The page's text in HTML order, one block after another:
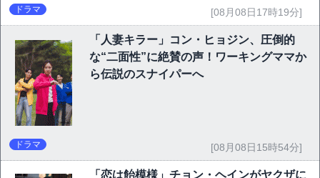
ドラマ [08月08日17時19分]
「人妻キラー」コン・ヒョジン、圧倒的
な“二面性”に絶賛の声！ワーキングママか
ら伝説のスナイパーへ
ドラマ [08月08日15時54分]
「恋は飴模様」チョン・ヘインがヤクザに